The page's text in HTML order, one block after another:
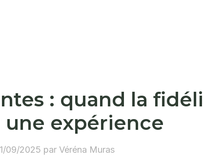
: quand la
expérience
09/2025 par Véréna Muras